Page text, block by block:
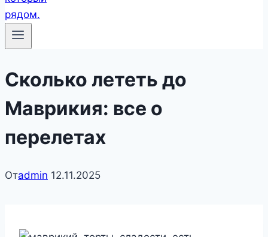
Сколько лететь до
Маврикия: все о
перелетах
Отadmin 12.11.2025